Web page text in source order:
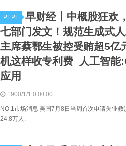
PEPE
早财经丨中概股狂欢
七部门发文！规范生成式
主席蔡鄂生被控受贿超5亿
机这样收专利费_人工智能
应用
1900/1/1 0:00:00
NO.1市场消息 美国7月8日当周首次申请失业
24.8万人.